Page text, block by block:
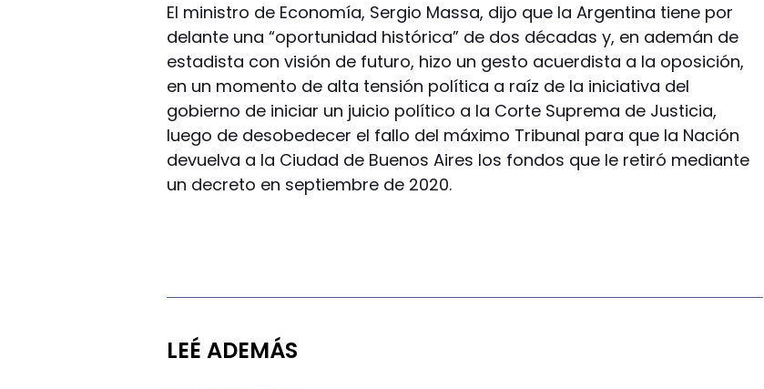
El ministro de Economía, Sergio Massa, dijo que la Argentina tiene por
delante una “oportunidad histórica” de dos décadas y, en ademán de
estadista con visión de futuro, hizo un gesto acuerdista a la oposición,
en un momento de alta tensión política a raíz de la iniciativa del
gobierno de iniciar un juicio político a la Corte Suprema de Justicia,
luego de desobedecer el fallo del máximo Tribunal para que la Nación
devuelva a la Ciudad de Buenos Aires los fondos que le retiró mediante
un decreto en septiembre de 2020.
LEÉ ADEMÁS